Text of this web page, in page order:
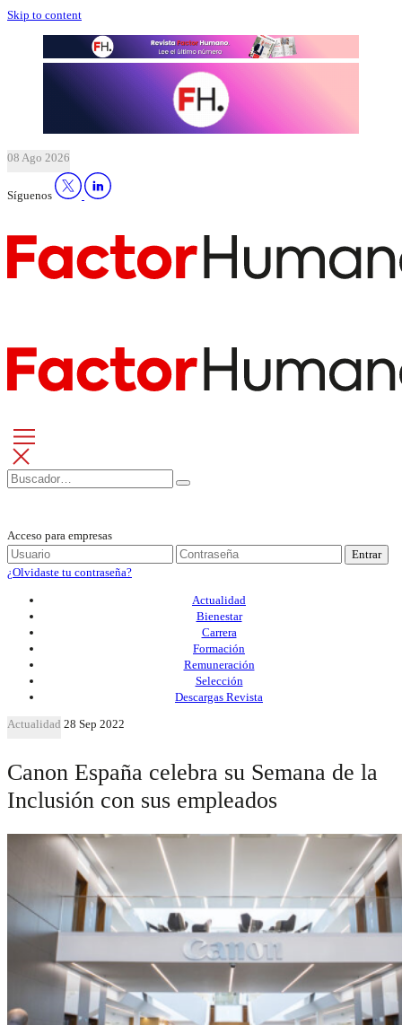
Skip to content
08 Ago 2026
Síguenos
Acceso para empresas
Entrar
¿Olvidaste tu contraseña?
Actualidad
Bienestar
Carrera
Formación
Remuneración
Selección
Descargas Revista
Actualidad 28 Sep 2022
Canon España celebra su Semana de la
Inclusión con sus empleados